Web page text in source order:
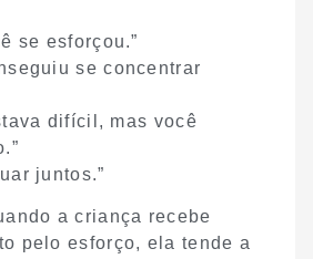
se esforçou.”
se concentrar
difícil, mas você
juntos.”
a criança recebe
pelo esforço, ela tende a